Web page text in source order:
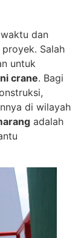
dan
Salah
untuk
crane. Bagi
di wilayah
adalah